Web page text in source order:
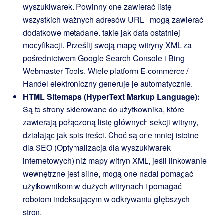
wyszukiwarek. Powinny one zawierać listę
wszystkich ważnych adresów URL i mogą zawierać
dodatkowe metadane, takie jak data ostatniej
modyfikacji. Prześlij swoją mapę witryny XML za
pośrednictwem Google Search Console i Bing
Webmaster Tools. Wiele platform E-commerce /
Handel elektroniczny generuje je automatycznie.
HTML Sitemaps (HyperText Markup Language):
Są to strony skierowane do użytkownika, które
zawierają połączoną listę głównych sekcji witryny,
działając jak spis treści. Choć są one mniej istotne
dla SEO (Optymalizacja dla wyszukiwarek
internetowych) niż mapy witryn XML, jeśli linkowanie
wewnętrzne jest silne, mogą one nadal pomagać
użytkownikom w dużych witrynach i pomagać
robotom indeksującym w odkrywaniu głębszych
stron.